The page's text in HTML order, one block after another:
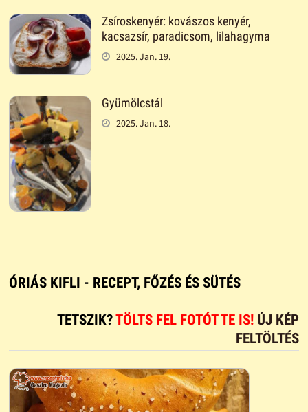
Zsíroskenyér: kovászos kenyér,
kacsazsír, paradicsom, lilahagyma
2025. Jan. 19.
Gyümölcstál
2025. Jan. 18.
ÓRIÁS KIFLI - RECEPT, FŐZÉS ÉS SÜTÉS
TETSZIK?TÖLTS FEL FOTÓT TE IS! ÚJ KÉP
FELTÖLTÉS